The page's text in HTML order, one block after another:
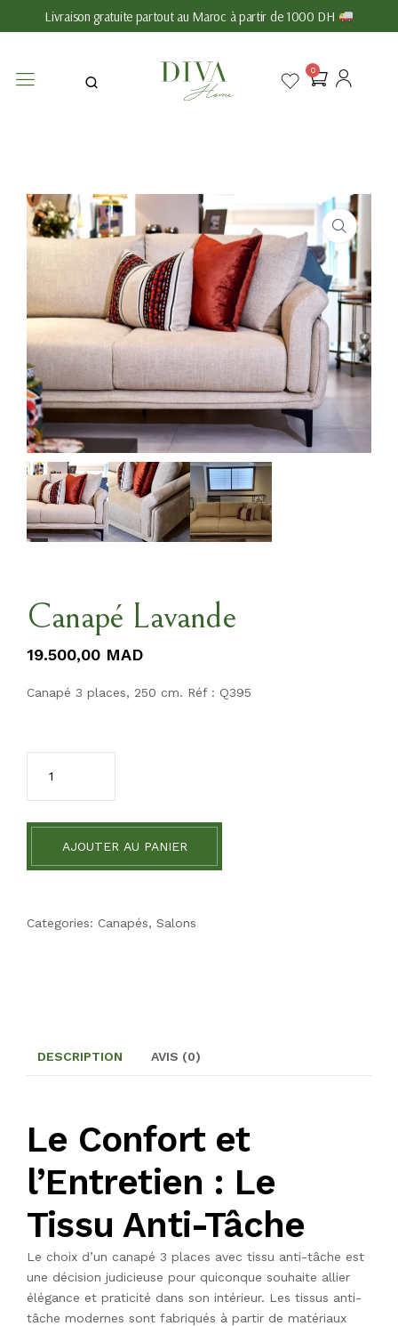
Livraison gratuite partout au Maroc à partir de 1000 DH
0
Canapé Lavande
19.500,00 MAD
Canapé 3 places, 250 cm. Réf : Q395
AJOUTER AU PANIER
Categories: Canapés, Salons
DESCRIPTION AVIS (0)
Le Confort et
l’Entretien : Le
Tissu Anti-Tâche
Le choix d’un canapé 3 places avec tissu anti-tâche est
une décision judicieuse pour quiconque souhaite allier
élégance et praticité dans son intérieur. Les tissus anti-
tâche modernes sont fabriqués à partir de matériaux